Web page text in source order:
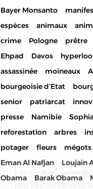
Bayer Monsanto
espèces
animaux
crime
Pologne prêtre
Ehpad
Davos
assassinée
moineaux
bourgeoisie d’Etat
senior
patriarcat
presse
Namibie
reforestation
arbres
potager
fleurs mégots
Eman Al Nafjan
Loujain
Obama
Barak Obama
Les cookies